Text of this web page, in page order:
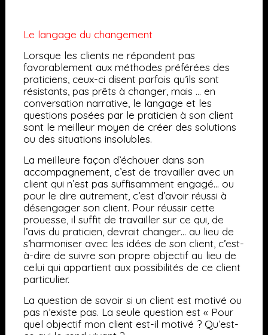
Le langage du changement
Lorsque les clients ne répondent pas
favorablement aux méthodes préférées des
praticiens, ceux-ci disent parfois qu’ils sont
résistants, pas prêts à changer, mais … en
conversation narrative, le langage et les
questions posées par le praticien à son client
sont le meilleur moyen de créer des solutions
ou des situations insolubles.
La meilleure façon d’échouer dans son
accompagnement, c’est de travailler avec un
client qui n’est pas suffisamment engagé… ou
pour le dire autrement, c’est d’avoir réussi à
désengager son client. Pour réussir cette
prouesse, il suffit de travailler sur ce qui, de
l’avis du praticien, devrait changer… au lieu de
s’harmoniser avec les idées de son client, c’est-
à-dire de suivre son propre objectif au lieu de
celui qui appartient aux possibilités de ce client
particulier.
La question de savoir si un client est motivé ou
pas n’existe pas. La seule question est « Pour
quel objectif mon client est-il motivé ? Qu’est-